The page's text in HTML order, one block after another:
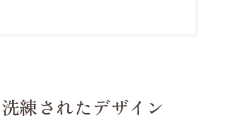
練されたデザイン